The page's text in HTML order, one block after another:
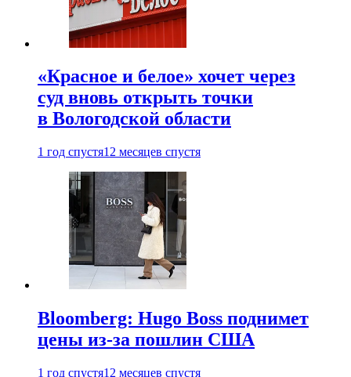
«Красное и белое» хочет через
суд вновь открыть точки
в Вологодской области
1 год спустя12 месяцев спустя
Bloomberg: Hugo Boss поднимет
цены из-за пошлин США
1 год спустя12 месяцев спустя